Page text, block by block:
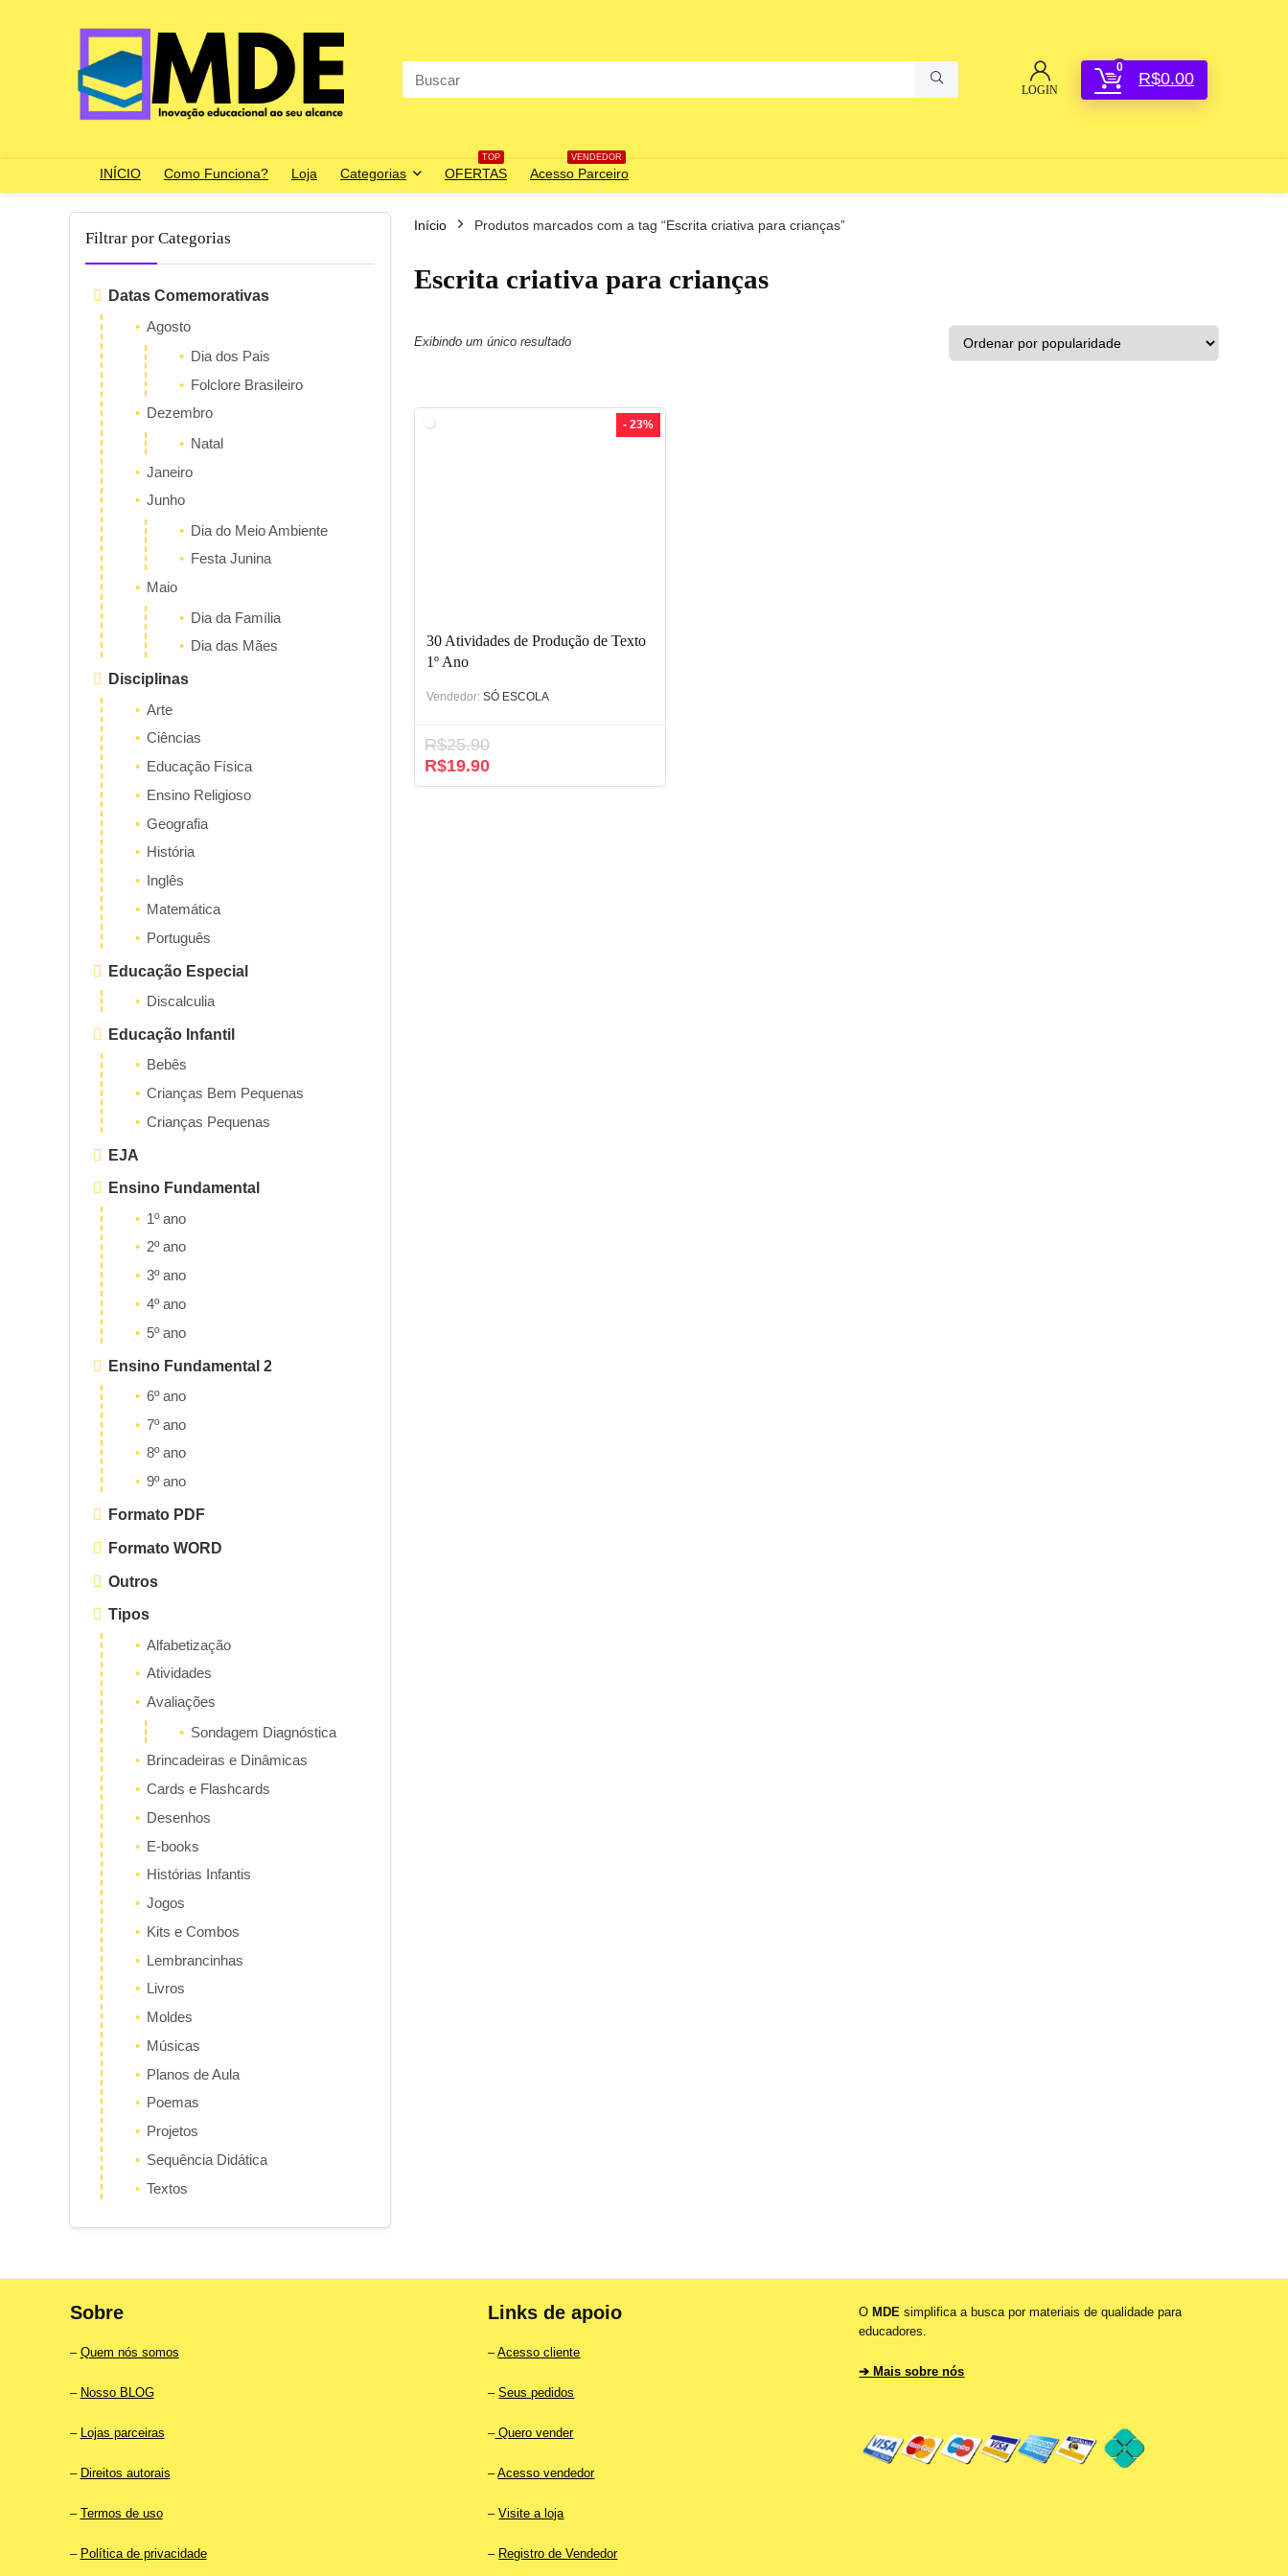
Search
for:
LOGIN
0
R$0.00
INÍCIO Como Funciona? Loja Categorias
TOP
OFERTAS
VENDEDOR
Acesso Parceiro
Filtrar por Categorias
Datas Comemorativas
Agosto
Dia dos Pais
Folclore Brasileiro
Dezembro
Natal
Janeiro
Junho
Dia do Meio Ambiente
Festa Junina
Maio
Dia da Família
Dia das Mães
Disciplinas
Arte
Ciências
Educação Física
Ensino Religioso
Geografia
História
Inglês
Matemática
Português
Educação Especial
Discalculia
Educação Infantil
Bebês
Crianças Bem Pequenas
Crianças Pequenas
EJA
Ensino Fundamental
1º ano
2º ano
3º ano
4º ano
5º ano
Ensino Fundamental 2
6º ano
7º ano
8º ano
9º ano
Formato PDF
Formato WORD
Outros
Tipos
Alfabetização
Atividades
Avaliações
Sondagem Diagnóstica
Brincadeiras e Dinâmicas
Cards e Flashcards
Desenhos
E-books
Histórias Infantis
Jogos
Kits e Combos
Lembrancinhas
Livros
Moldes
Músicas
Planos de Aula
Poemas
Projetos
Sequência Didática
Textos
Início Produtos marcados com a tag “Escrita criativa para crianças”
Escrita criativa para crianças
Exibindo um único resultado
- 23%
30 Atividades de Produção de Texto
1º Ano
Vendedor: SÓ ESCOLA
R$25.90
O
preço
R$19.90O
preço
Sobre
– Quem nós somos
– Nosso BLOG
– Lojas parceiras
– Direitos autorais
– Termos de uso
– Política de privacidade
Links de apoio
–Acesso cliente
–Seus pedidos
–Quero vender
–Acesso vendedor
–Visite a loja
– Registro de Vendedor
O MDE simplifica a busca por materiais de qualidade para
educadores.
➔ Mais sobre nós